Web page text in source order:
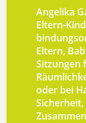
Angelika
Eltern-
Eltern,
Sitzungen
oder bei